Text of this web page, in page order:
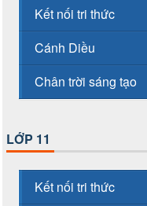
Kết nối tri thức
Cánh Diều
Chân trời sáng tạo
LỚP 11
Kết nối tri thức